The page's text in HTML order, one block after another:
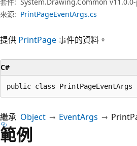
來源: PrintPageEventArgs.cs
提供 PrintPage事件的資料。
C#
public class PrintPageEventArgs
繼承 Object EventArgs
範例